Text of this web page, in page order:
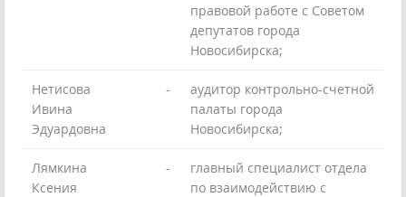
правовой работе с Советом
депутатов города
Новосибирска;
Нетисова
Ивина
Эдуардовна
-
аудитор контрольно-счетной
палаты города
Новосибирска;
Лямкина
Ксения
-
главный специалист отдела
по взаимодействию с